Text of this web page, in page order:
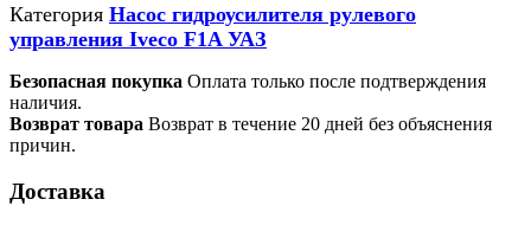
Категория Насос гидроусилителя рулевого
управления Iveco F1A УАЗ
Безопасная покупка Оплата только после подтверждения
наличия.
Возврат товара Возврат в течение 20 дней без объяснения
причин.
Доставка